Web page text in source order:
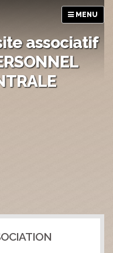
MENU
associatif